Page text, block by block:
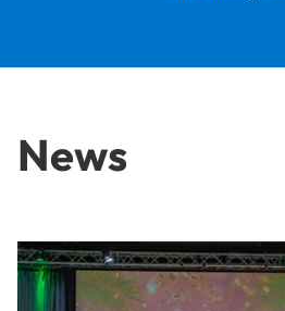
News
Medienfest im Jubiläumsjahr 2026